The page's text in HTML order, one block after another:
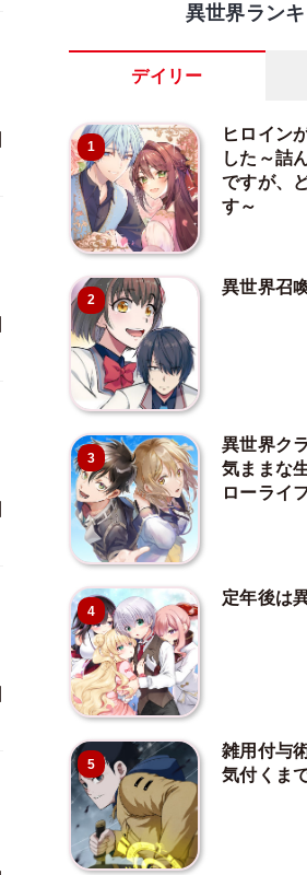
異世界ラン
デイリー
1
ヒロイン
した～詰
ですが、
す～
2
異世界召
3
異世界ク
気ままな
ローライ
4
定年後は
5
雑用付与
気付くま